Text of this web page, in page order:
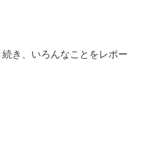
き、いろんなことをレポー